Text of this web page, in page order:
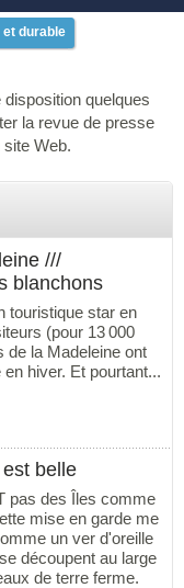
durable
quelques
la revue de presse
site Web.
///
blanchons
touristique star en
(pour 13 000
de la Madeleine ont
hiver. Et pourtant...
belle
pas des Îles comme
mise en garde me
un ver d'oreille
découpent au large
de terre ferme.